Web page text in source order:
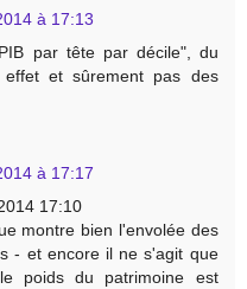
à 17:13
par tête par décile", du
et sûrement pas des
à 17:17
17:10
montre bien l'envolée des
- et encore il ne s'agit que
poids du patrimoine est